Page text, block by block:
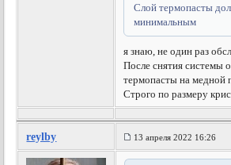
Слой термопасты
минимальным
я знаю, не один раз
После снятия системы
термопасты на медной
Строго по размеру
reylby 13 апреля 2022 16:26